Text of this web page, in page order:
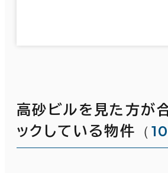
高砂ビルを見た方が
ックしている物件
（